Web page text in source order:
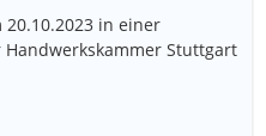
in einer
Stuttgart